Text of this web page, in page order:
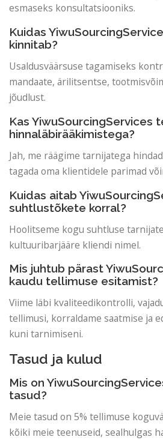
esmaseks konsultatsiooniks.
Kuidas
kinnitab?
Usaldusväärsuse tagamiseks
mandaate, ärilitsentse,
jõudlust.
Kas YiwuSourcingServices
hinnaläbirääkimistega?
Jah, me räägime tarnijatega
tagada oma klientidele parimad
Kuidas aitab
suhtlustõkete korral?
Hoolitseme kogu suhtluse
kultuuribarjääre kliendi nimel.
Mis juhtub pärast
kaudu tellimuse esitamist?
Viime läbi kvaliteedikontrolli,
tellimusi, korraldame saatmise ja
kuni tarnimiseni.
Tasud ja kulud
Mis on
tasud?
Meie tasud on 5% tellimuse
kõiki meie teenuseid, sealhulgas